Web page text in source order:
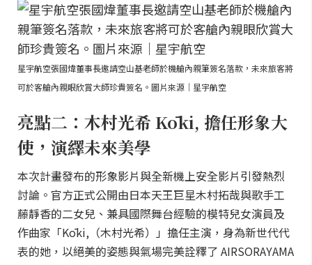
星宇航空張國煒董事長邀請空山基老師於機艙內親筆簽名落款，未來旅客將
可於客艙內親眼欣賞大師珍貴簽名。圖片來源｜星宇航空
亮點二：木村光希 Kōki, 擔任形象大
使，演繹未來美學
本次計畫發布的形象影片與全新機上安全影片引發熱烈
討論。官方正式公開由日本天王巨星木村拓哉與歌手工
藤靜香的二女兒、兼具國際舞台經驗的模特兒女演員及
作曲家「Kōki,（木村光希）」擔任主演，身為新世代代
表的她，以絕美的姿態與氣場完美詮釋了 AIRSORAYAMA